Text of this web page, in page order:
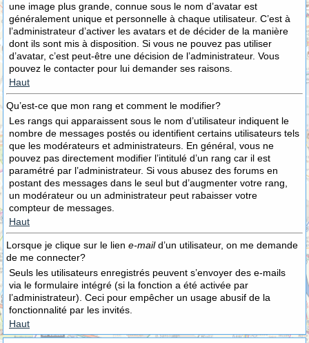
une image plus grande, connue sous le nom d’avatar est
généralement unique et personnelle à chaque utilisateur. C’est à
l’administrateur d’activer les avatars et de décider de la manière
dont ils sont mis à disposition. Si vous ne pouvez pas utiliser
d’avatar, c’est peut-être une décision de l’administrateur. Vous
pouvez le contacter pour lui demander ses raisons.
Haut
Qu’est-ce que mon rang et comment le modifier?
Les rangs qui apparaissent sous le nom d’utilisateur indiquent le
nombre de messages postés ou identifient certains utilisateurs tels
que les modérateurs et administrateurs. En général, vous ne
pouvez pas directement modifier l’intitulé d’un rang car il est
paramétré par l’administrateur. Si vous abusez des forums en
postant des messages dans le seul but d’augmenter votre rang,
un modérateur ou un administrateur peut rabaisser votre
compteur de messages.
Haut
Lorsque je clique sur le lien e-maild’un utilisateur, on me demande
de me connecter?
Seuls les utilisateurs enregistrés peuvent s’envoyer des e-mails
via le formulaire intégré (si la fonction a été activée par
l’administrateur). Ceci pour empêcher un usage abusif de la
fonctionnalité par les invités.
Haut